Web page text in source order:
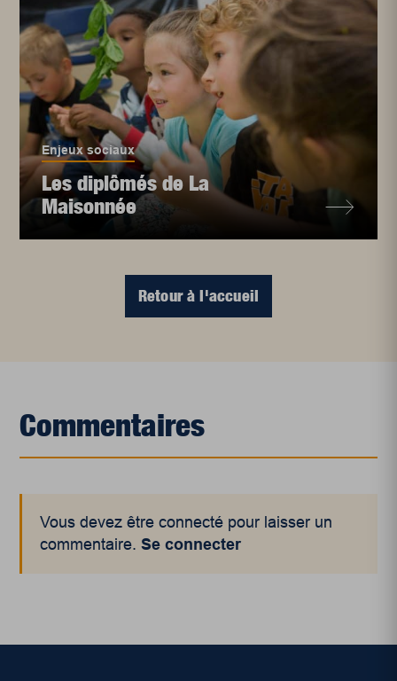
Enjeux sociaux
Les diplômés de La
Maisonnée
Retour à l'accueil
Commentaires
Vous devez être connecté pour laisser un
commentaire.Se connecter